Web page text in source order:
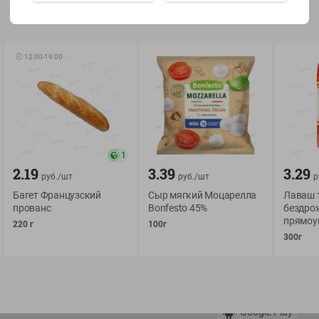
Условия доставки
Возврат товара
Мой Green
Обратная связь
Приложение Green c
Google Play
🕘 12:00-19:00
1
2.19 руб./шт
Багет Французский
прованс
220 г
3.39 руб./шт
Сыр мягкий Моцарелла
Bonfesto 45%
100г
3.29
Лаваш
300г